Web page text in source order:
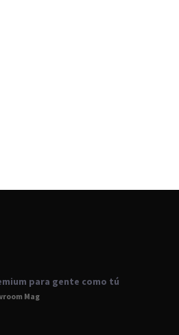
para gente como tú
Mag